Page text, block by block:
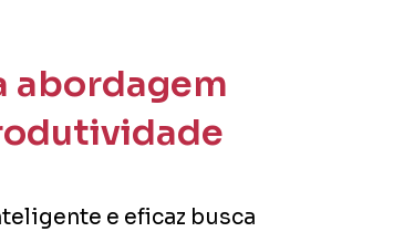
abordagem
e eficaz busca